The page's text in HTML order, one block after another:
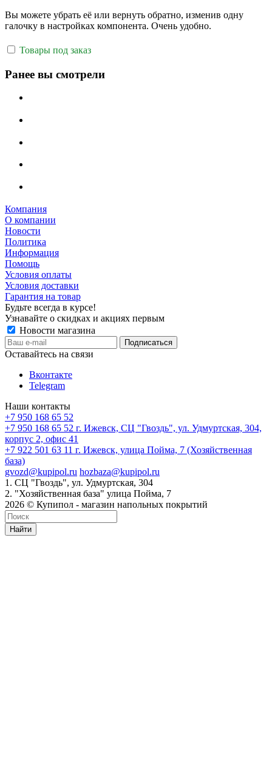
Вы можете убрать её или вернуть обратно, изменив одну
галочку в настройках компонента. Очень удобно.
Товары под заказ
Ранее вы смотрели
Компания
О компании
Новости
Политика
Информация
Помощь
Условия оплаты
Условия доставки
Гарантия на товар
Будьте всегда в курсе!
Узнавайте о скидках и акциях первым
Новости магазина
Оставайтесь на связи
Вконтакте
Telegram
Наши контакты
+7 950 168 65 52
+7 950 168 65 52 г. Ижевск, СЦ "Гвоздь", ул. Удмуртская, 304,
корпус 2, офис 41
+7 922 501 63 11 г. Ижевск, улица Пойма, 7 (Хозяйственная
база)
gvozd@kupipol.ru hozbaza@kupipol.ru
1. СЦ "Гвоздь", ул. Удмуртская, 304
2. "Хозяйственная база" улица Пойма, 7
2026 © Купипол - магазин напольных покрытий
Найти